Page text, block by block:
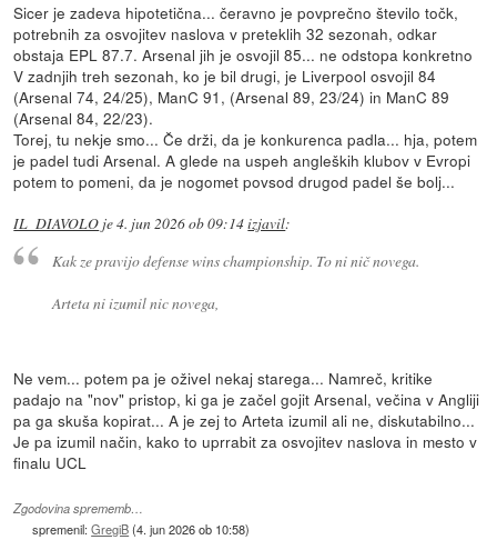
Sicer je zadeva hipotetična... čeravno je povprečno število točk,
potrebnih za osvojitev naslova v preteklih 32 sezonah, odkar
obstaja EPL 87.7. Arsenal jih je osvojil 85... ne odstopa konkretno
V zadnjih treh sezonah, ko je bil drugi, je Liverpool osvojil 84
(Arsenal 74, 24/25), ManC 91, (Arsenal 89, 23/24) in ManC 89
(Arsenal 84, 22/23).
Torej, tu nekje smo... Če drži, da je konkurenca padla... hja, potem
je padel tudi Arsenal. A glede na uspeh angleških klubov v Evropi
potem to pomeni, da je nogomet povsod drugod padel še bolj...
IL_DIAVOLO je4. jun 2026 ob 09:14izjavil:
Kak ze pravijo defense wins championship. To ni nič novega.
Arteta ni izumil nic novega,
Ne vem... potem pa je oživel nekaj starega... Namreč, kritike
padajo na "nov" pristop, ki ga je začel gojit Arsenal, večina v Angliji
pa ga skuša kopirat... A je zej to Arteta izumil ali ne, diskutabilno...
Je pa izumil način, kako to uprrabit za osvojitev naslova in mesto v
finalu UCL
Zgodovina sprememb…
spremenil:GregiB(4. jun 2026 ob 10:58)